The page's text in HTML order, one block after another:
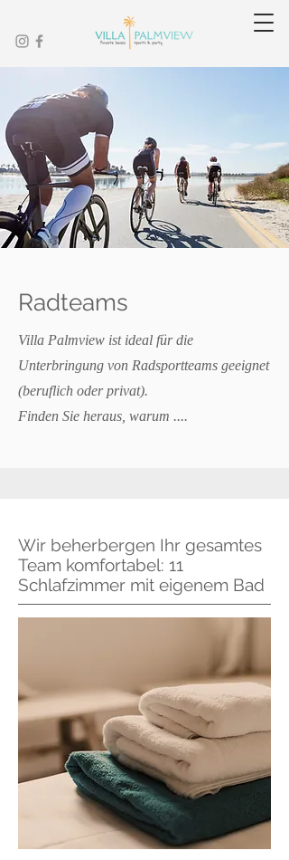
Radteams
Villa Palmview ist ideal für die
Unterbringung von Radsportteams geeignet
(beruflich oder privat).
Finden Sie heraus, warum ....
Wir beherbergen Ihr gesamtes
Team komfortabel: 11
Schlafzimmer mit eigenem Bad